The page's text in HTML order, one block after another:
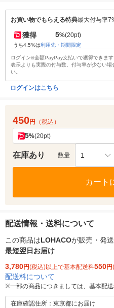
お買い物でもらえる特典最大付与率
獲得 5%(20pt)
うち4.5%は利用先・期間限定
ログイン&全額PayPay支払いで獲得できま
表示よりも実際の付与数、付与率が少ない
い。
ログインはこちら
450円 （税込）
5%(20pt)
在庫あり 数量 1
カート
配送情報・送料について
この商品はLOHACOが販売・発送
最短翌日お届け
3,780円(税込)以上で基本配送料550円
配送料について
※一部の商品につきましては、基本配
在庫確認住所：東京都にお届け